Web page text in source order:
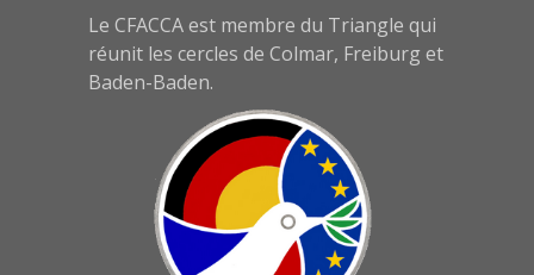
Le CFACCA est membre du Triangle qui
réunit les cercles de Colmar, Freiburg et
Baden-Baden.